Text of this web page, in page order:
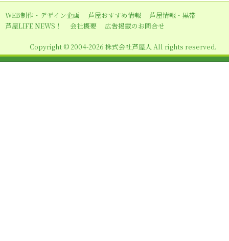
シ
ョ
WEB制作・デザイン企画 芦屋おすすめ情報
芦屋情報・黒帯
芦屋LIFE NEWS！
会社概要 広告掲載のお問合せ
Copyright © 2004-2026 株式会社芦屋人 All rights reserved.